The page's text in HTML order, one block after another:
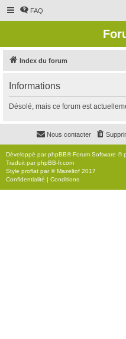
FAQ
Index du forum
Informations
Désolé, mais ce forum est
Nous contacter
Développé parphpBB® Forum Software ©
Traduit parphpBB-fr.com
Style proflat par ©Mazeltof 2017
Confidentialité | Conditions